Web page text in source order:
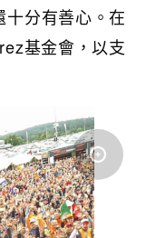
分有善心。在
基金會，以支